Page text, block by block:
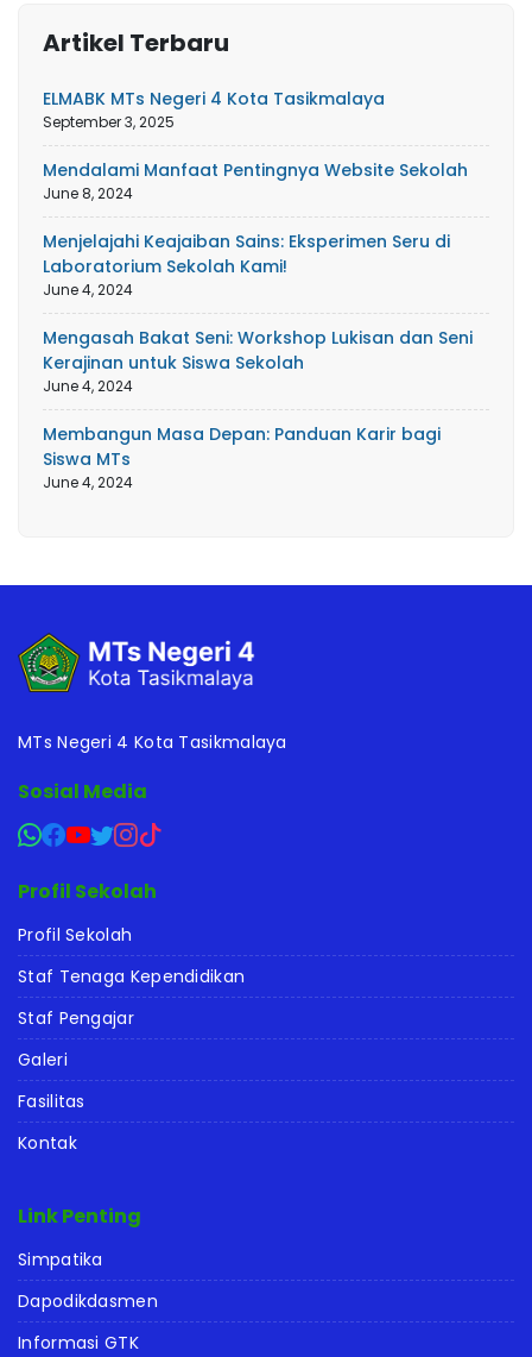
Artikel Terbaru
ELMABK MTs Negeri 4 Kota Tasikmalaya
September 3, 2025
Mendalami Manfaat Pentingnya Website Sekolah
June 8, 2024
Menjelajahi Keajaiban Sains: Eksperimen Seru di
Laboratorium Sekolah Kami!
June 4, 2024
Mengasah Bakat Seni: Workshop Lukisan dan Seni
Kerajinan untuk Siswa Sekolah
June 4, 2024
Membangun Masa Depan: Panduan Karir bagi
Siswa MTs
June 4, 2024
MTs Negeri 4 Kota Tasikmalaya
Sosial Media
Profil Sekolah
Profil Sekolah
Staf Tenaga Kependidikan
Staf Pengajar
Galeri
Fasilitas
Kontak
Link Penting
Simpatika
Dapodikdasmen
Informasi GTK